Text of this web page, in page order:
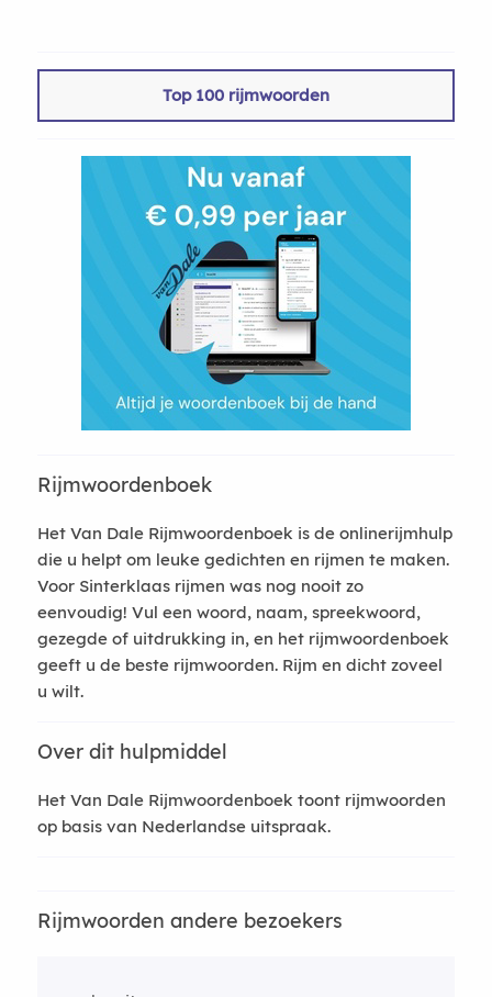
Top 100 rijmwoorden
Rijmwoordenboek
Het Van Dale Rijmwoordenboek is de onlinerijmhulp
die u helpt om leuke gedichten en rijmen te maken.
Voor Sinterklaas rijmen was nog nooit zo
eenvoudig! Vul een woord, naam, spreekwoord,
gezegde of uitdrukking in, en het rijmwoordenboek
geeft u de beste rijmwoorden. Rijm en dicht zoveel
u wilt.
Over dit hulpmiddel
Het Van Dale Rijmwoordenboek toont rijmwoorden
op basis van Nederlandse uitspraak.
Rijmwoorden andere bezoekers